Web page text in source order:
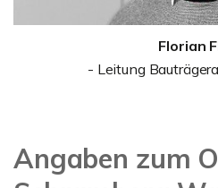
Florian
- Leitung
Angaben zum